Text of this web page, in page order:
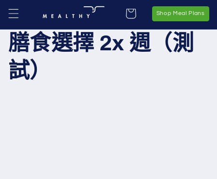
跳至內
容
物
Shop Meal Plans
膳食選擇 2x 週（測
試）